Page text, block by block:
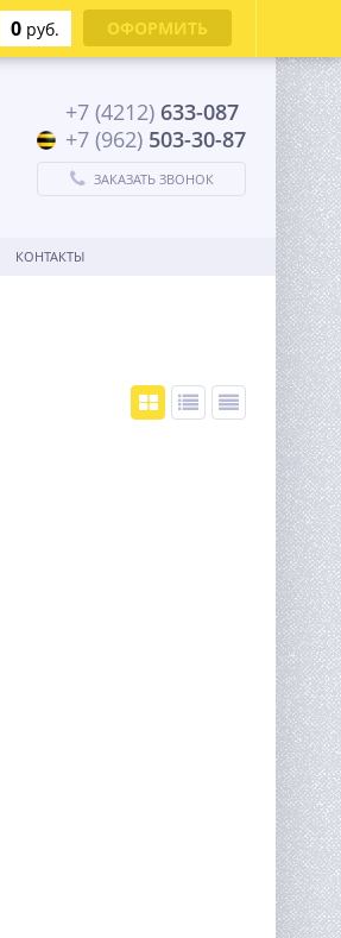
+7 (4212) 633-087
+7 (962) 503-30-87
ЗАКАЗАТЬ ЗВОНОК
КОНТАКТЫ
0 руб. ОФОРМИТЬ